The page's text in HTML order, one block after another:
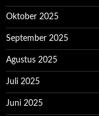
Oktober 2025
September 2025
Agustus 2025
Juli 2025
Juni 2025